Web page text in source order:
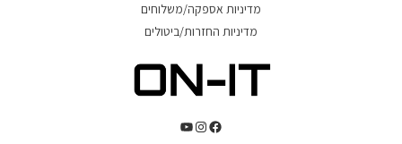
מדיניות אספקה/משלוחים
מדיניות החזרות/ביטולים